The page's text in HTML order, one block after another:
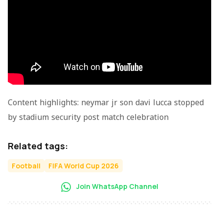
Content highlights: neymar jr son davi lucca stopped
by stadium security post match celebration
Related tags:
Football FIFA World Cup 2026
Join WhatsApp Channel